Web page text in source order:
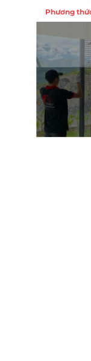
Phương